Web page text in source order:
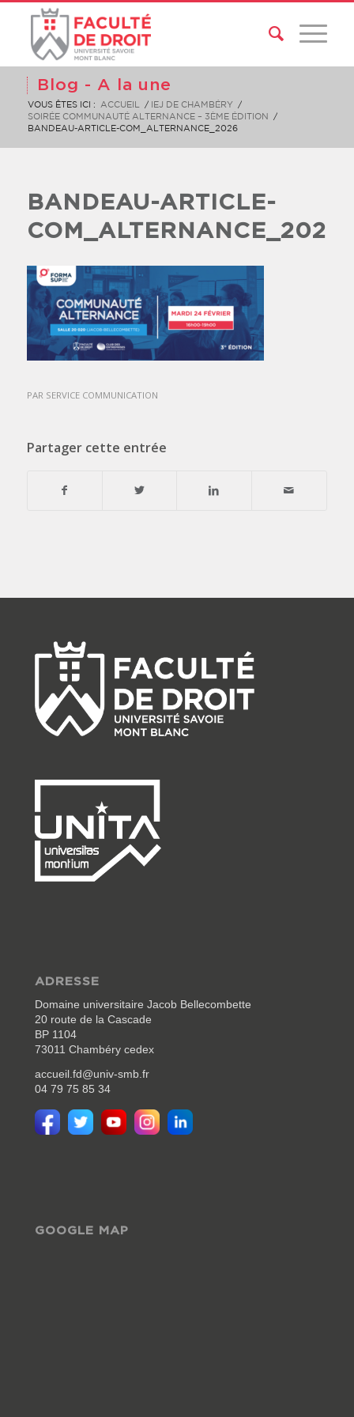
Blog - A la une
VOUS ÊTES ICI : ACCUEIL / IEJ DE CHAMBÉRY
/
SOIRÉE COMMUNAUTÉ ALTERNANCE – 3ÈME ÉDITION
/
BANDEAU-ARTICLE-COM_ALTERNANCE_2026
BANDEAU-ARTICLE-
COM_ALTERNANCE_2026
PAR SERVICE COMMUNICATION
Partager cette entrée
ADRESSE
Domaine universitaire Jacob Bellecombette
20 route de la Cascade
BP 1104
73011 Chambéry cedex
accueil.fd@univ-smb.fr
04 79 75 85 34
GOOGLE MAP